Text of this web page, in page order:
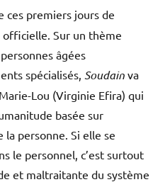
ces premiers jours de
Sur un thème
âgées
spécialisés, Soudain va
Lou (Virginie Efira) qui
basée sur
la personne. Si elle se
le personnel, c’est surtout
et maltraitante du système